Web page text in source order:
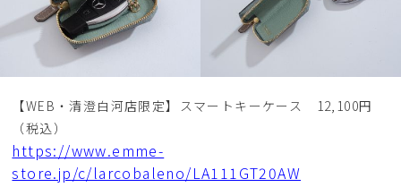
【WEB・清澄白河店限定】スマートキーケース 12,100円
（税込）
https://www.emme-
store.jp/c/larcobaleno/LA111GT20AW